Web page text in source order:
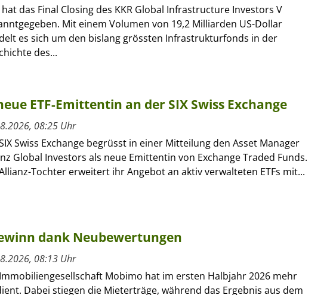
hat das Final Closing des KKR Global Infrastructure Investors V
Mit einem Volumen von 19,2 Milliarden US-Dollar
es sich um den bislang grössten Infrastrukturfonds in der
des...
ETF-Emittentin an der SIX Swiss Exchange
08:25 Uhr
Swiss Exchange begrüsst in einer Mitteilung den Asset Manager
Global Investors als neue Emittentin von Exchange Traded Funds.
Tochter erweitert ihr Angebot an aktiv verwalteten ETFs mit...
dank Neubewertungen
08:13 Uhr
Mobimo hat im ersten Halbjahr 2026 mehr
Dabei stiegen die Mieterträge, während das Ergebnis aus dem